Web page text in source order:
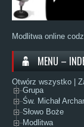
Modlitwa online
MENU –
Otwórz wszystko
Grupa
Św. Michał
Słowo Boże
Modlitwa